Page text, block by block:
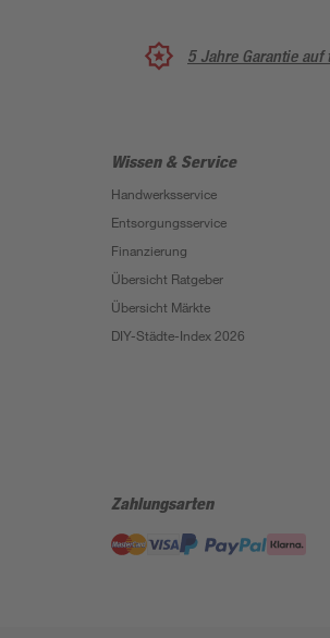
5 Jahre Garantie auf
Wissen & Service
Handwerksservice
Entsorgungsservice
Finanzierung
Übersicht Ratgeber
Übersicht Märkte
DIY-Städte-Index 2026
Zahlungsarten